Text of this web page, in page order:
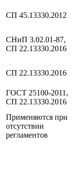
СП 45.13330.2012
СНиП 3.02.01-87,
СП 22.13330.2016
СП 22.13330.2016
ГОСТ 25100-2011,
СП 22.13330.2016
Применяются при
отсутствии
регламентов